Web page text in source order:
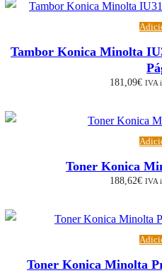
Tambor Konica Minolta
181,09€ IVA
Toner Konica
188,62€ IVA
Toner Konica Minolta